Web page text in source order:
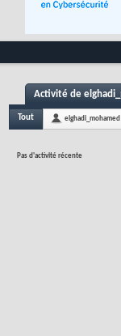
Activité de
Tout elghadi_mohamed
Pas d'activité récente